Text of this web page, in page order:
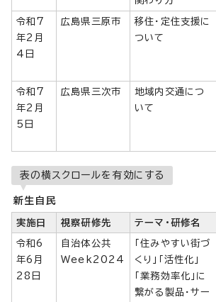
令和7
年2月
4日
広島県三原市
移住・定住支援に
ついて
令和7
年2月
5日
広島県三次市
地域内交通につ
いて
表の横スクロールを有効にする
新生自民
実施日 視察研修先 テーマ・研修名
令和6
年6月
28日
自治体公共
Week2024
「住みやすい街づ
くり」「活性化」
「業務効率化」に
繋がる製品・サー